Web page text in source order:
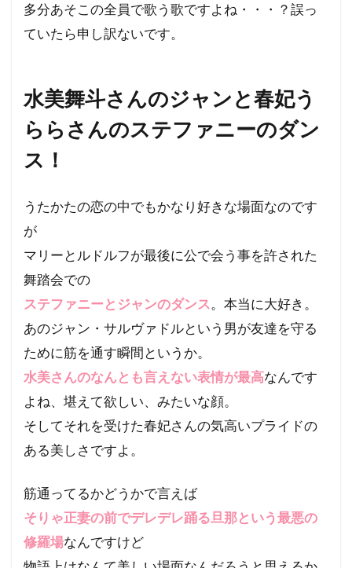
多分あそこの全員で歌う歌ですよね・・・？誤っ
ていたら申し訳ないです。
水美舞斗さんのジャンと春妃う
ららさんのステファニーのダン
ス！
うたかたの恋の中でもかなり好きな場面なのです
が
マリーとルドルフが最後に公で会う事を許された
舞踏会での
ステファニーとジャンのダンス。本当に大好き。
あのジャン・サルヴァドルという男が友達を守る
ために筋を通す瞬間というか。
水美さんのなんとも言えない表情が最高なんです
よね、堪えて欲しい、みたいな顔。
そしてそれを受けた春妃さんの気高いプライドの
ある美しさですよ。
筋通ってるかどうかで言えば
そりゃ正妻の前でデレデレ踊る旦那という最悪の
修羅場なんですけど